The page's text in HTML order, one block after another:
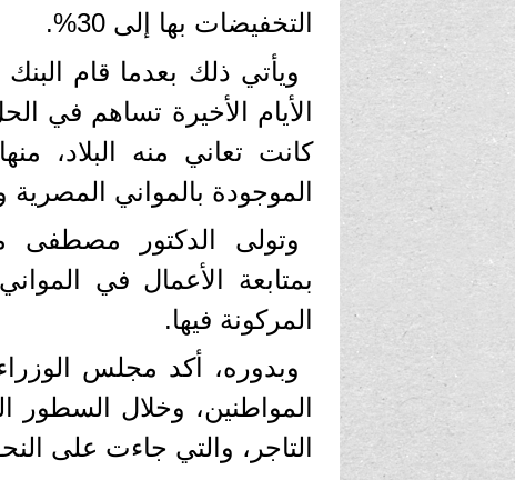
التخفيضات بها إلى 30%.
ويأتي ذلك بعدما قام
الأيام الأخيرة تساهم في
كانت تعاني منه البلاد،
الموجودة بالمواني
وتولى الدكتور مصطفى
بمتابعة الأعمال في
المركونة فيها.
وبدوره، أكد مجلس
المواطنين، وخلال السطور
التاجر، والتي جاءت على